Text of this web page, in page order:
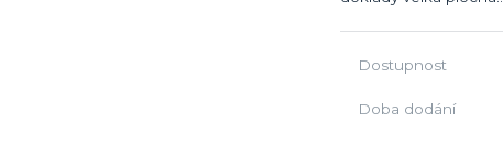
Dostupnost
Doba dodání